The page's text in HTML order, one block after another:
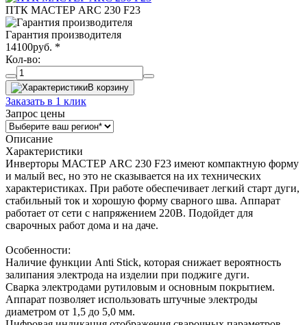
ПТК МАСТЕР ARC 230 F23
Гарантия производителя
14100руб. *
Кол-во:
В корзину
Заказать в 1 клик
Запрос цены
Описание
Характеристики
Инверторы МАСТЕР ARC 230 F23 имеют компактную форму
и малый вес, но это не сказывается на их технических
характеристиках. При работе обеспечивает легкий старт дуги,
стабильный ток и хорошую форму сварного шва. Аппарат
работает от сети с напряжением 220В. Подойдет для
сварочных работ дома и на даче.
Особенности:
Наличие функции Anti Stick, которая снижает вероятность
залипания электрода на изделии при поджиге дуги.
Сварка электродами рутиловым и основным покрытием.
Аппарат позволяет использовать штучные электроды
диаметром от 1,5 до 5,0 мм.